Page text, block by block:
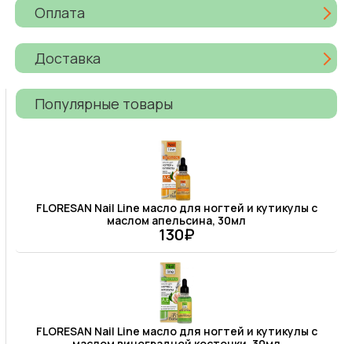
Оплата
Доставка
Популярные товары
FLORESAN Nail Line масло для ногтей и кутикулы с
маслом апельсина, 30мл
130₽
FLORESAN Nail Line масло для ногтей и кутикулы с